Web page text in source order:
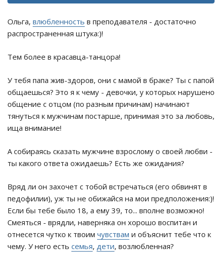
Ольга, влюбленность в преподавателя - достаточно
распространенная штука:)!
Тем более в красавца-танцора!
У тебя папа жив-здоров, они с мамой в браке? Ты с папой
общаешься? Это я к чему - девочки, у которых нарушено
общение с отцом (по разным причинам) начинают
тянуться к мужчинам постарше, принимая это за любовь,
ища внимание!
А собираясь сказать мужчине взрослому о своей любви -
ты какого ответа ожидаешь? Есть же ожидания?
Вряд ли он захочет с тобой встречаться (его обвинят в
педофилии), уж ты не обижайся на мои предположения:)!
Если бы тебе было 18, а ему 39, то... вполне возможно!
Смеяться - врядли, наверняка он хорошо воспитан и
отнесется чутко к твоим чувствам и объяснит тебе что к
чему. У него есть семья, дети, возлюбленная?